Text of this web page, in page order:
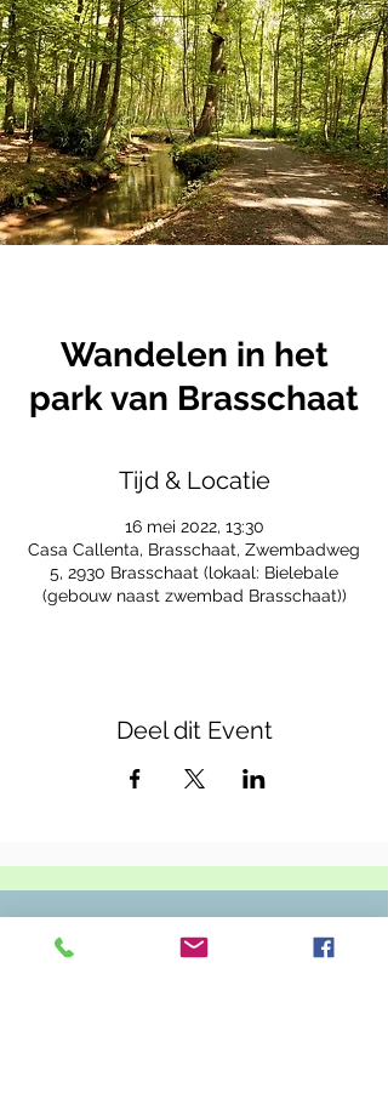
Wandelen in het
park van Brasschaat
Tijd & Locatie
16 mei 2022, 13:30
Casa Callenta, Brasschaat, Zwembadweg
5, 2930 Brasschaat (lokaal: Bielebale
(gebouw naast zwembad Brasschaat))
Deel dit Event